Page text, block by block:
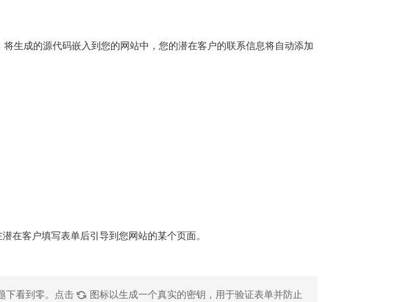
生成的源代码嵌入到您的网站中，您的潜在客户的联系信息将自动添加
在客户填写表单后引导到您网站的某个页面。
下看到零。点击
图标以生成一个真实的密钥，用于验证表单并防止